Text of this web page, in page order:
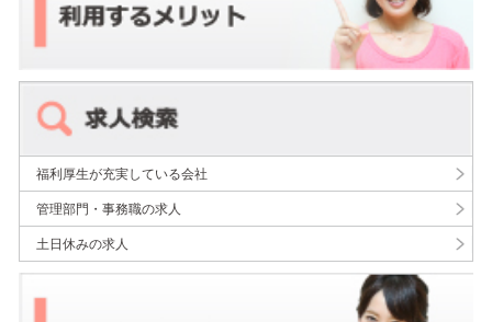
福利厚生が充実している会社
管理部門・事務職の求人
土日休みの求人